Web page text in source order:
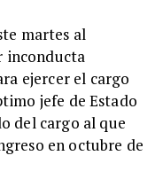
martes al
inconducta
ejercer el cargo
jefe de Estado
del cargo al que
en octubre de